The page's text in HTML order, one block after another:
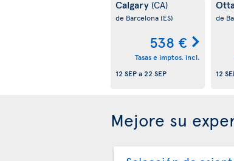
Calgary (CA)
de Barcelona(ES)
538 €
Tasas e imptos. incl.
12 SEPa22 SEP
de
12
Mejore su